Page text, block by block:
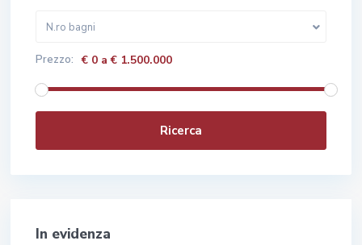
N.ro bagni
Prezzo: € 0 a € 1.500.000
Ricerca
In evidenza